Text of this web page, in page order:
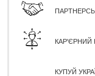
КАР'ЄРНИЙ
КУПУЙ